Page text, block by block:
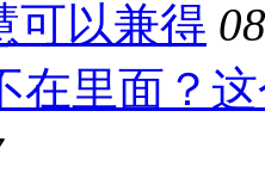
可以兼得
在里面？